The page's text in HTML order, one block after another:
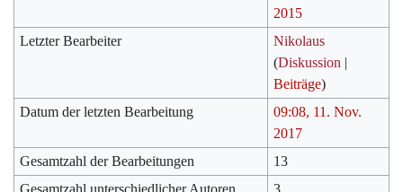
2015
Letzter Bearbeiter
Nikolaus
(Diskussion |
Beiträge)
Datum der letzten Bearbeitung
09:08, 11. Nov.
2017
Gesamtzahl der Bearbeitungen
13
Gesamtzahl unterschiedlicher Autoren
3